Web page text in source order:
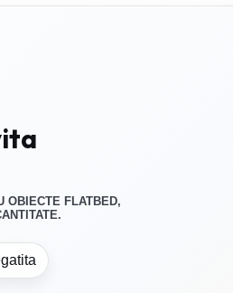
OBIECTE FLATBED,